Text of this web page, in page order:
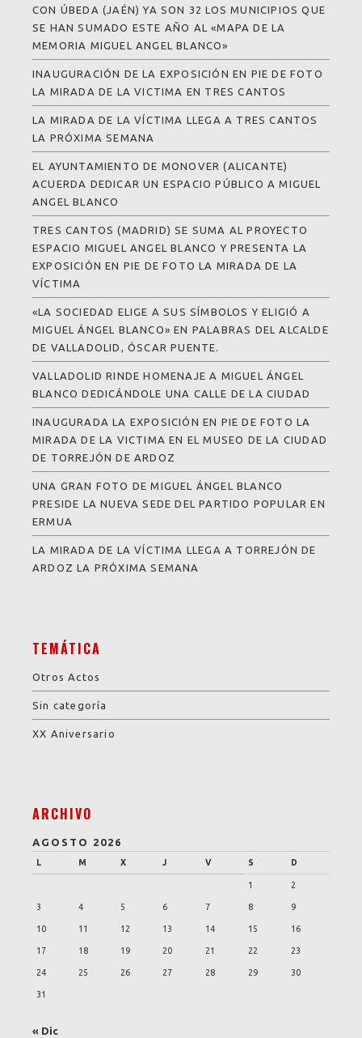
CON ÚBEDA (JAÉN) YA SON 32 LOS MUNICIPIOS QUE
SE HAN SUMADO ESTE AÑO AL «MAPA DE LA
MEMORIA MIGUEL ANGEL BLANCO»
INAUGURACIÓN DE LA EXPOSICIÓN EN PIE DE FOTO
LA MIRADA DE LA VICTIMA EN TRES CANTOS
LA MIRADA DE LA VÍCTIMA LLEGA A TRES CANTOS
LA PRÓXIMA SEMANA
EL AYUNTAMIENTO DE MONOVER (ALICANTE)
ACUERDA DEDICAR UN ESPACIO PÚBLICO A MIGUEL
ANGEL BLANCO
TRES CANTOS (MADRID) SE SUMA AL PROYECTO
ESPACIO MIGUEL ANGEL BLANCO Y PRESENTA LA
EXPOSICIÓN EN PIE DE FOTO LA MIRADA DE LA
VÍCTIMA
«LA SOCIEDAD ELIGE A SUS SÍMBOLOS Y ELIGIÓ A
MIGUEL ÁNGEL BLANCO» EN PALABRAS DEL ALCALDE
DE VALLADOLID, ÓSCAR PUENTE.
VALLADOLID RINDE HOMENAJE A MIGUEL ÁNGEL
BLANCO DEDICÁNDOLE UNA CALLE DE LA CIUDAD
INAUGURADA LA EXPOSICIÓN EN PIE DE FOTO LA
MIRADA DE LA VICTIMA EN EL MUSEO DE LA CIUDAD
DE TORREJÓN DE ARDOZ
UNA GRAN FOTO DE MIGUEL ÁNGEL BLANCO
PRESIDE LA NUEVA SEDE DEL PARTIDO POPULAR EN
ERMUA
LA MIRADA DE LA VÍCTIMA LLEGA A TORREJÓN DE
ARDOZ LA PRÓXIMA SEMANA
TEMÁTICA
Otros Actos
Sin categoría
XX Aniversario
ARCHIVO
AGOSTO 2026
L M X J V S D
1 2
3 4 5 6 7 8 9
10 11 12 13 14 15 16
17 18 19 20 21 22 23
24 25 26 27 28 29 30
31
« Dic